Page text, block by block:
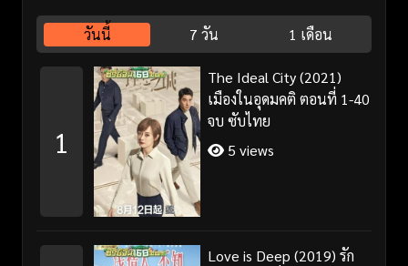
วันนี้ 7 วัน 1 เดือน
1
The Ideal City (2021)
เมืองในอุดมคติ ตอนที่ 1-40
จบ ซับไทย
5 views
Love is Deep (2019) รัก